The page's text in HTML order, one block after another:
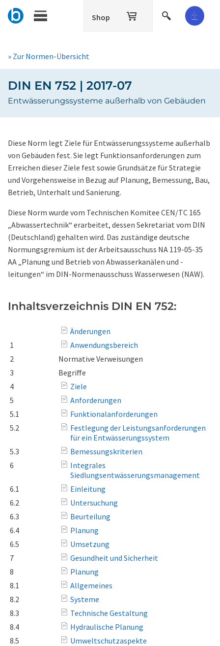
Shop
» Zur Normen-Übersicht
DIN EN 752 | 2017-07
Entwässerungssysteme außerhalb von Gebäuden
Diese Norm legt Ziele für Entwässerungssysteme außerhalb
von Gebäuden fest. Sie legt Funktionsanforderungen zum
Erreichen dieser Ziele fest sowie Grundsätze für Strategie
und Vorgehensweise in Bezug auf Planung, Bemessung, Bau,
Betrieb, Unterhalt und Sanierung.
Diese Norm wurde vom Technischen Komitee CEN/TC 165
„Abwassertechnik“ erarbeitet, dessen Sekretariat vom DIN
(Deutschland) gehalten wird. Das zuständige deutsche
Normungsgremium ist der Arbeitsausschuss NA 119-05-35
AA „Planung und Betrieb von Abwasserkanälen und -
leitungen“ im DIN-Normenausschuss Wasserwesen (NAW).
Inhaltsverzeichnis DIN EN 752:
Änderungen
1
Anwendungsbereich
2
Normative Verweisungen
3
Begriffe
4
Ziele
5
Anforderungen
5.1
Funktionalanforderungen
5.2
Festlegung der Leistungsanforderungen
für ein Entwässerungssystem
5.3
Bemessungskriterien
6
Integrales
Siedlungsentwässerungsmanagement
6.1
Einleitung
6.2
Untersuchung
6.3
Beurteilung
6.4
Planung
6.5
Umsetzung
7
Gesundheit und Sicherheit
8
Planung
8.1
Allgemeines
8.2
Systeme
8.3
Technische Gestaltung
8.4
Hydraulische Planung
8.5
Umweltschutzaspekte